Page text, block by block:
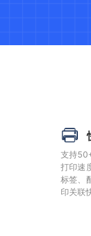
支持
打印速
标签、
印关联